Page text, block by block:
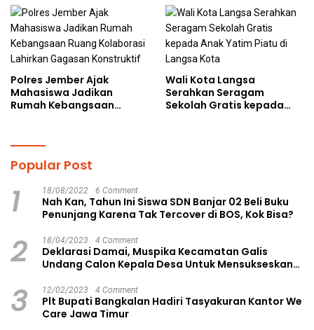
Polres Jember Ajak
Mahasiswa Jadikan
Rumah Kebangsaan
Wali Kota Langsa
Serahkan Seragam
Sekolah Gratis kepada
Popular Post
1 18/08/2022 6 Comment
Nah Kan, Tahun Ini Siswa SDN Banjar 02 Beli Buku
Penunjang Karena Tak Tercover di BOS, Kok Bisa?
2 18/04/2023 4 Comment
Deklarasi Damai, Muspika Kecamatan Galis
Undang Calon Kepala Desa Untuk Mensukseskan
3 12/02/2023 4 Comment
Plt Bupati Bangkalan Hadiri Tasyakuran Kantor We
Care Jawa Timur